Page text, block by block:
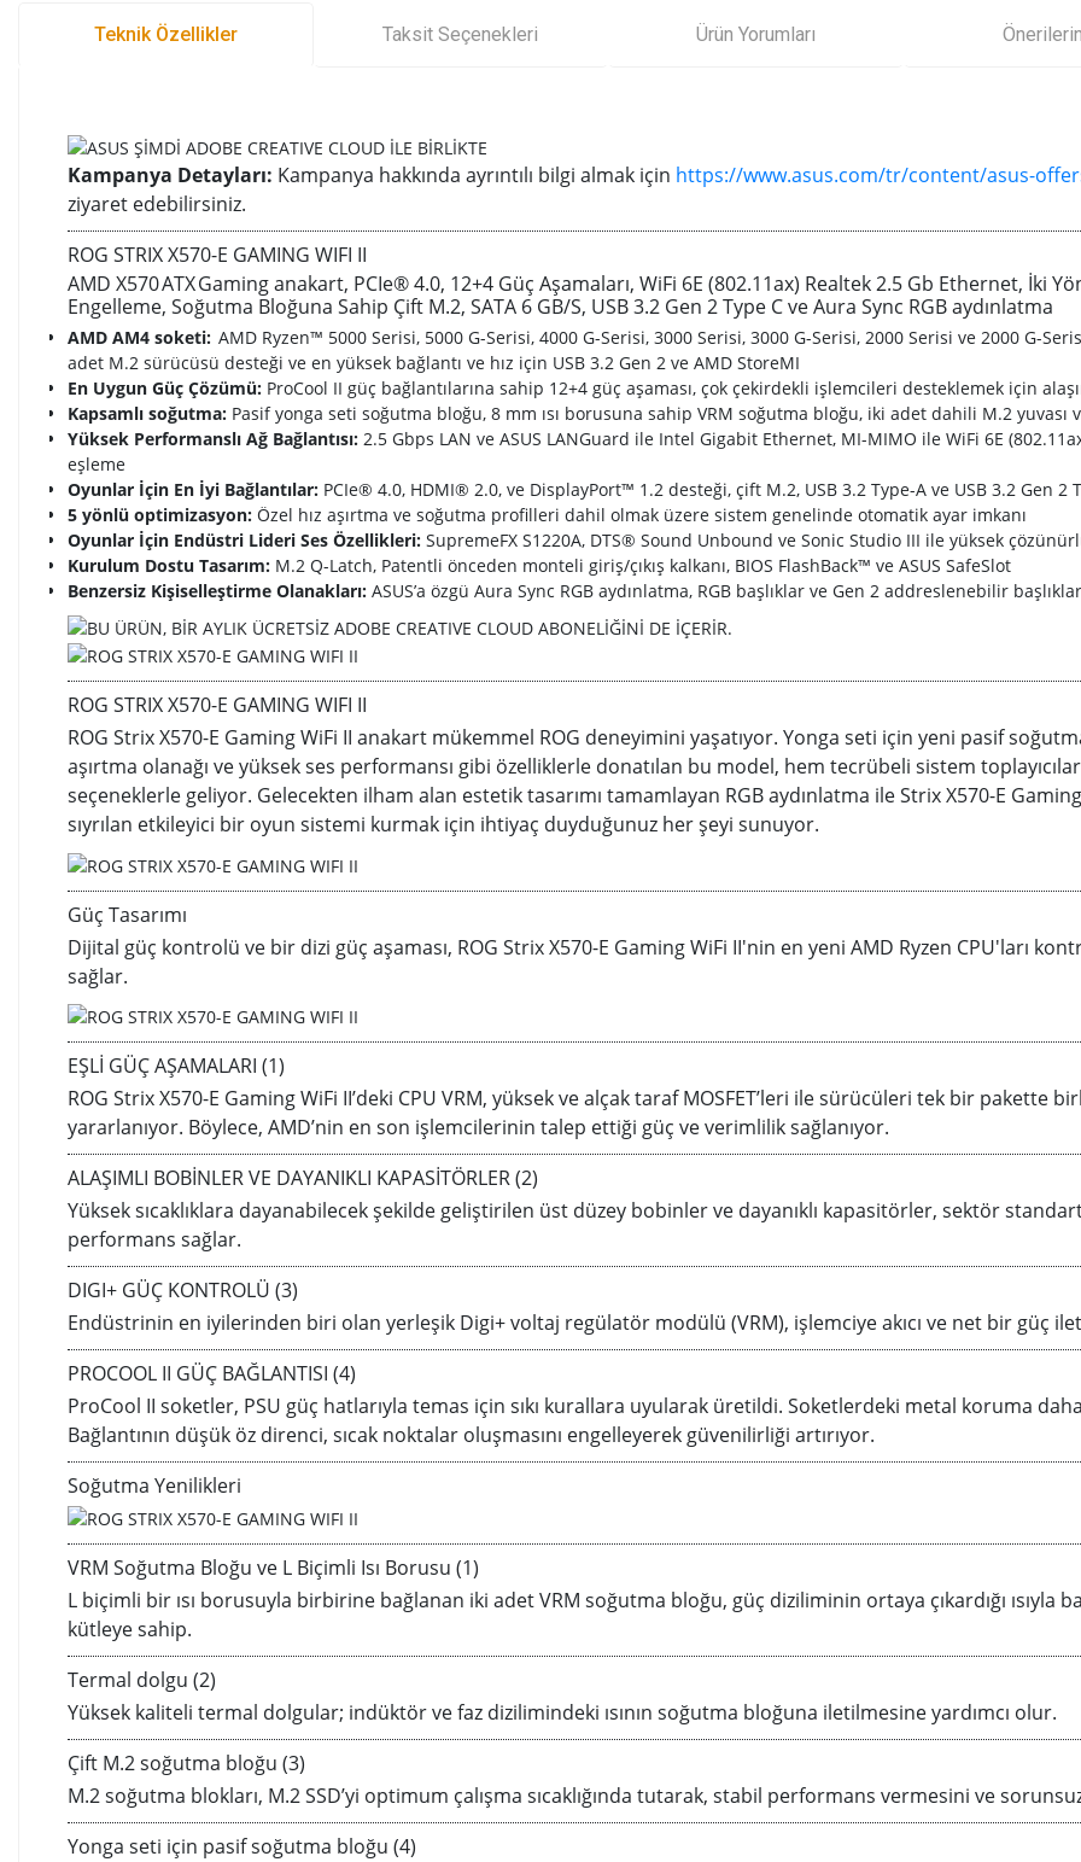
Teknik Özellikler Taksit Seçenekleri Ürün Yorumları
Kampanya Detayları: Kampanya hakkında ayrıntılı bilgi almak için https://www.asus.com/tr/content/asus-
ziyaret edebilirsiniz.
ROG STRIX X570-E GAMING WIFI II
AMD X570 ATX Gaming anakart, PCIe® 4.0, 12+4 Güç Aşamaları, WiFi 6E (802.11ax) Realtek 2.5 Gb Ethernet, İki
Engelleme, Soğutma Bloğuna Sahip Çift M.2, SATA 6 GB/S, USB 3.2 Gen 2 Type C ve Aura Sync RGB aydınlatma
AMD AM4 soketi: AMD Ryzen™ 5000 Serisi, 5000 G-Serisi, 4000 G-Serisi, 3000 Serisi, 3000 G-Serisi, 2000 Serisi ve 2000 G-
adet M.2 sürücüsü desteği ve en yüksek bağlantı ve hız için USB 3.2 Gen 2 ve AMD StoreMI
En Uygun Güç Çözümü: ProCool II güç bağlantılarına sahip 12+4 güç aşaması, çok çekirdekli işlemcileri desteklemek için
Kapsamlı soğutma: Pasif yonga seti soğutma bloğu, 8 mm ısı borusuna sahip VRM soğutma bloğu, iki adet dahili M.2 yuvası ve
Yüksek Performanslı Ağ Bağlantısı: 2.5 Gbps LAN ve ASUS LANGuard ile Intel Gigabit Ethernet, MI-MIMO ile WiFi 6E
eşleme
Oyunlar İçin En İyi Bağlantılar: PCIe® 4.0, HDMI® 2.0, ve DisplayPort™ 1.2 desteği, çift M.2, USB 3.2 Type-A ve USB 3.2 Gen 2
5 yönlü optimizasyon: Özel hız aşırtma ve soğutma profilleri dahil olmak üzere sistem genelinde otomatik ayar imkanı
Oyunlar İçin Endüstri Lideri Ses Özellikleri: SupremeFX S1220A, DTS® Sound Unbound ve Sonic Studio III ile yüksek
Kurulum Dostu Tasarım: M.2 Q-Latch, Patentli önceden monteli giriş/çıkış kalkanı, BIOS FlashBack™ ve ASUS SafeSlot
Benzersiz Kişiselleştirme Olanakları: ASUS’a özgü Aura Sync RGB aydınlatma, RGB başlıklar ve Gen 2 addreslenebilir başlıklar
ROG STRIX X570-E GAMING WIFI II
ROG Strix X570-E Gaming WiFi II anakart mükemmel ROG deneyimini yaşatıyor. Yonga seti için yeni pasif
aşırtma olanağı ve yüksek ses performansı gibi özelliklerle donatılan bu model, hem tecrübeli sistem toplayıcılar
seçeneklerle geliyor. Gelecekten ilham alan estetik tasarımı tamamlayan RGB aydınlatma ile Strix X570-E
sıyrılan etkileyici bir oyun sistemi kurmak için ihtiyaç duyduğunuz her şeyi sunuyor.
Güç Tasarımı
Dijital güç kontrolü ve bir dizi güç aşaması, ROG Strix X570-E Gaming WiFi II'nin en yeni AMD Ryzen CPU'ları
sağlar.
EŞLİ GÜÇ AŞAMALARI (1)
ROG Strix X570-E Gaming WiFi II’deki CPU VRM, yüksek ve alçak taraf MOSFET’leri ile sürücüleri tek bir pakette
yararlanıyor. Böylece, AMD’nin en son işlemcilerinin talep ettiği güç ve verimlilik sağlanıyor.
ALAŞIMLI BOBİNLER VE DAYANIKLI KAPASİTÖRLER (2)
Yüksek sıcaklıklara dayanabilecek şekilde geliştirilen üst düzey bobinler ve dayanıklı kapasitörler, sektör
performans sağlar.
DIGI+ GÜÇ KONTROLÜ (3)
Endüstrinin en iyilerinden biri olan yerleşik Digi+ voltaj regülatör modülü (VRM), işlemciye akıcı ve net bir güç
PROCOOL II GÜÇ BAĞLANTISI (4)
ProCool II soketler, PSU güç hatlarıyla temas için sıkı kurallara uyularak üretildi. Soketlerdeki metal koruma daha
Bağlantının düşük öz direnci, sıcak noktalar oluşmasını engelleyerek güvenilirliği artırıyor.
Soğutma Yenilikleri
VRM Soğutma Bloğu ve L Biçimli Isı Borusu (1)
L biçimli bir ısı borusuyla birbirine bağlanan iki adet VRM soğutma bloğu, güç diziliminin ortaya çıkardığı ısıyla
kütleye sahip.
Termal dolgu (2)
Yüksek kaliteli termal dolgular; indüktör ve faz dizilimindeki ısının soğutma bloğuna iletilmesine yardımcı olur.
Çift M.2 soğutma bloğu (3)
M.2 soğutma blokları, M.2 SSD’yi optimum çalışma sıcaklığında tutarak, stabil performans vermesini ve sorunsuz
Yonga seti için pasif soğutma bloğu (4)